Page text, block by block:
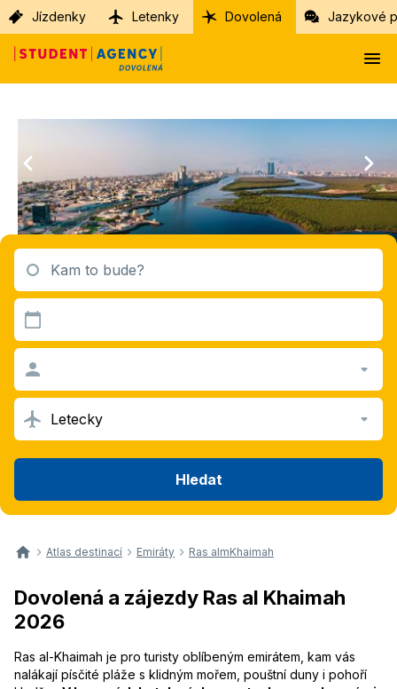
Jízdenky Letenky Dovolená Jazykové
Kam to bude?
Letecky
Hledat
Atlas destinací Emiráty Ras almKhaimah
Dovolená a zájezdy Ras al Khaimah
2026
Ras al-Khaimah je pro turisty oblíbeným emirátem, kam vás
nalákají písčité pláže s klidným mořem, pouštní duny i pohoří